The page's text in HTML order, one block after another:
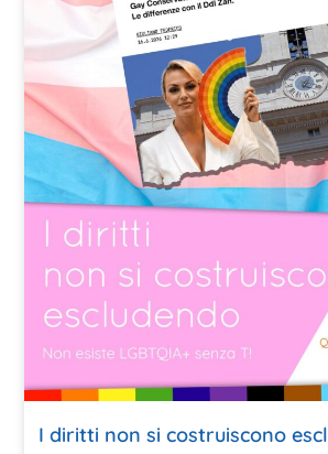
I diritti non si costruiscono